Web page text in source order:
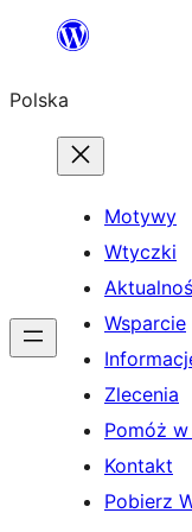
Przejdź
treści
Polska
Motywy
Wtyczki
Wsparcie
Zlecenia
Pomóż w
Kontakt
Pobierz